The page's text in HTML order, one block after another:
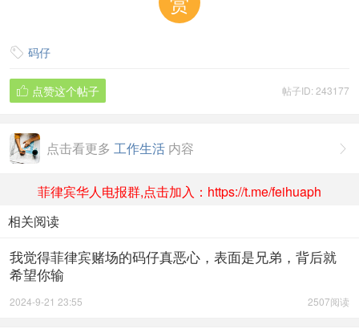
 码仔
帖子ID: 243177
 点赞这个帖子

点击看更多 工作生活 内容
菲律宾华人电报群,点击加入：https://t.me/feihuaph
相关阅读
我觉得菲律宾赌场的码仔真恶心，表面是兄弟，背后就
希望你输
2507阅读
2024-9-21 23:55